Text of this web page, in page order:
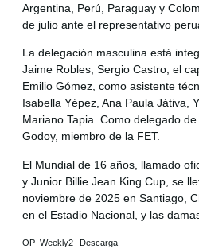
Argentina, Perú, Paraguay y
de julio ante el representativo
La delegación masculina está
Jaime Robles, Sergio Castro, el
Emilio Gómez, como asistente
Isabella Yépez, Ana Paula Játiva,
Mariano Tapia. Como delegado
Godoy, miembro de la FET.
El Mundial de 16 años, llamado
y Junior Billie Jean King Cup, se
noviembre de 2025 en Santiago,
en el Estadio Nacional, y las
OP_Weekly2 Descarga